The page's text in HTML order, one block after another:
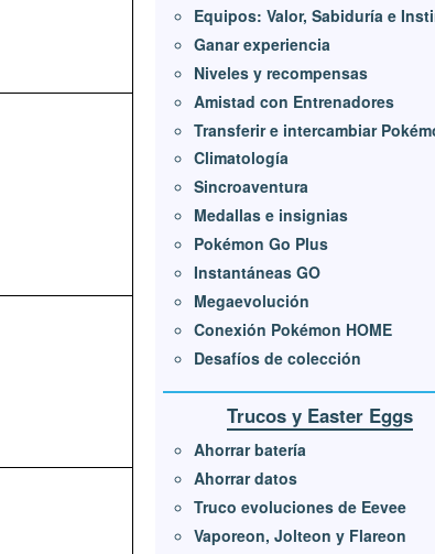
Equipos: Valor, Sabiduría e
Ganar experiencia
Niveles y recompensas
Amistad con Entrenadores
Transferir e intercambiar
Climatología
Sincroaventura
Medallas e insignias
Pokémon Go Plus
Instantáneas GO
Megaevolución
Conexión Pokémon HOME
Desafíos de colección
Trucos y Easter Eggs
Ahorrar batería
Ahorrar datos
Truco evoluciones de Eevee
Vaporeon, Jolteon y Flareon